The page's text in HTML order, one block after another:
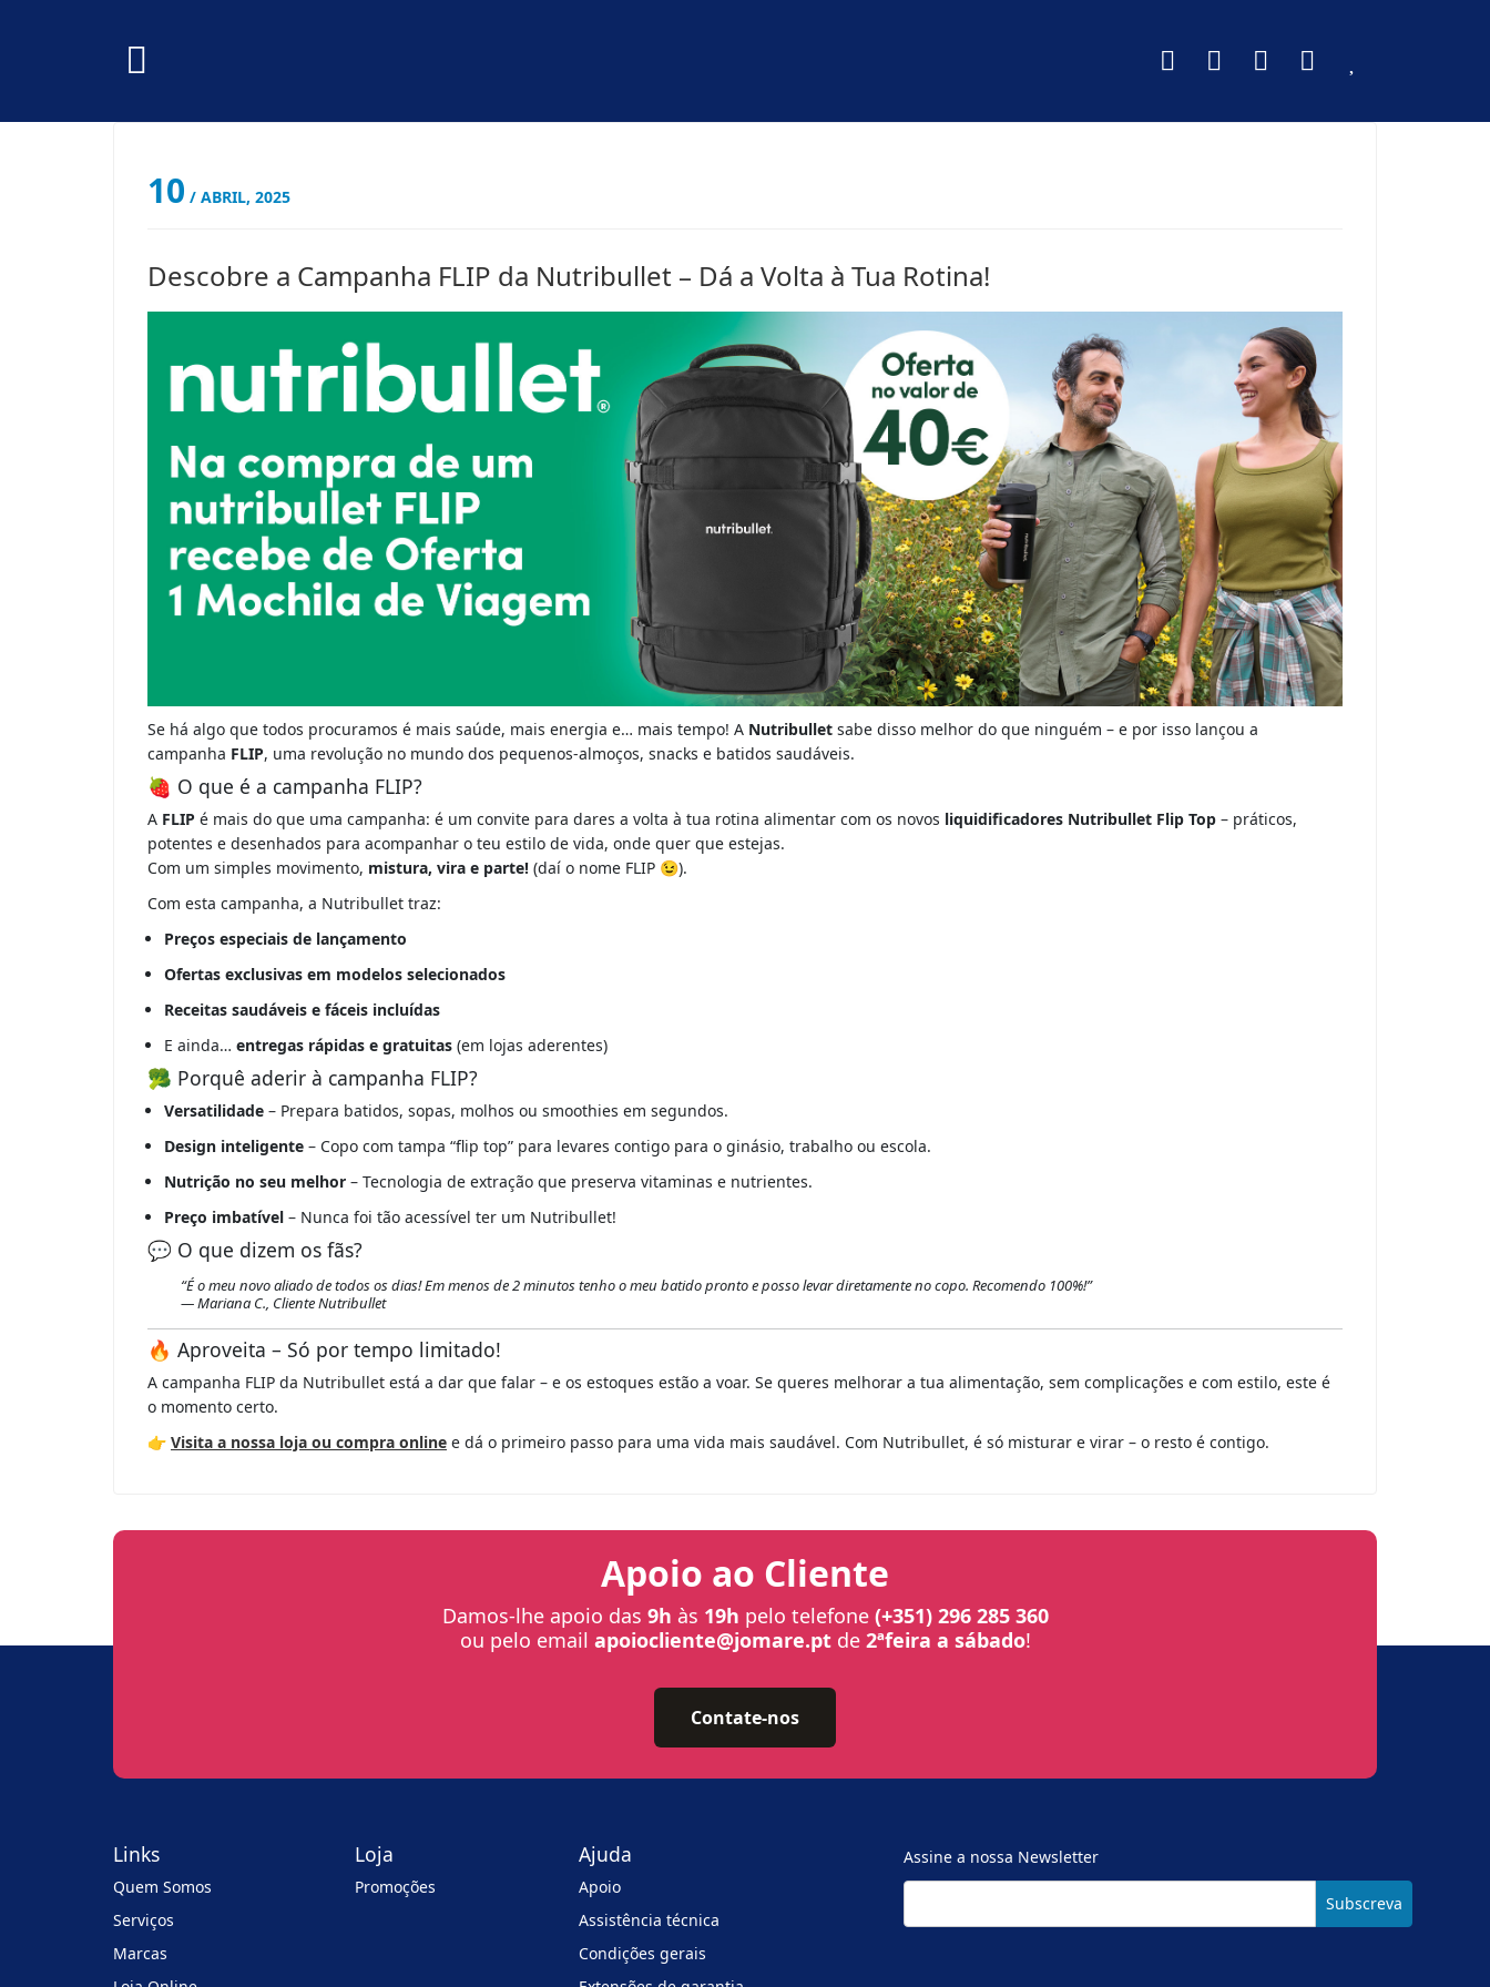
10 / ABRIL, 2025
Descobre a Campanha FLIP da Nutribullet – Dá a Volta à Tua Rotina!
Se há algo que todos procuramos é mais saúde, mais energia e… mais tempo! A Nutribullet sabe disso melhor do que ninguém – e por isso lançou a
campanha FLIP, uma revolução no mundo dos pequenos-almoços, snacks e batidos saudáveis.
🍓 O que é a campanha FLIP?
A FLIP é mais do que uma campanha: é um convite para dares a volta à tua rotina alimentar com os novos liquidificadores Nutribullet Flip Top – práticos,
potentes e desenhados para acompanhar o teu estilo de vida, onde quer que estejas.
Com um simples movimento, mistura, vira e parte! (daí o nome FLIP 😉).
Com esta campanha, a Nutribullet traz:
Preços especiais de lançamento
Ofertas exclusivas em modelos selecionados
Receitas saudáveis e fáceis incluídas
E ainda… entregas rápidas e gratuitas (em lojas aderentes)
🥦 Porquê aderir à campanha FLIP?
Versatilidade – Prepara batidos, sopas, molhos ou smoothies em segundos.
Design inteligente – Copo com tampa “flip top” para levares contigo para o ginásio, trabalho ou escola.
Nutrição no seu melhor – Tecnologia de extração que preserva vitaminas e nutrientes.
Preço imbatível – Nunca foi tão acessível ter um Nutribullet!
💬 O que dizem os fãs?
“É o meu novo aliado de todos os dias! Em menos de 2 minutos tenho o meu batido pronto e posso levar diretamente no copo. Recomendo 100%!”
— Mariana C., Cliente Nutribullet
🔥 Aproveita – Só por tempo limitado!
A campanha FLIP da Nutribullet está a dar que falar – e os estoques estão a voar. Se queres melhorar a tua alimentação, sem complicações e com estilo, este é
o momento certo.
👉 Visita a nossa loja ou compra online e dá o primeiro passo para uma vida mais saudável. Com Nutribullet, é só misturar e virar – o resto é contigo.
Apoio ao Cliente
Damos-lhe apoio das 9h às 19h pelo telefone (+351) 296 285 360
ou pelo email apoiocliente@jomare.ptde 2ªfeira a sábado!
Contate-nos
Links
Quem Somos
Serviços
Marcas
Loja
Promoções
Ajuda
Apoio
Assistência técnica
Condições gerais
Assine a nossa Newsletter
Subscreva